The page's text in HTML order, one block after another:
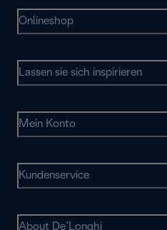
Onlineshop
Lassen sie sich inspirieren
Mein Konto
Kundenservice
About De’Longhi